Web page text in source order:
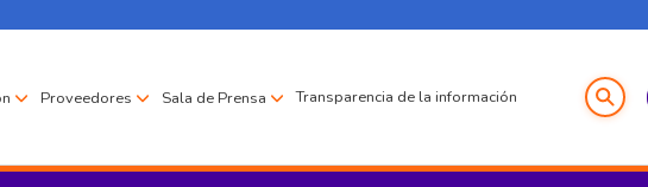
Proveedores Sala de Prensa Transparencia de la información